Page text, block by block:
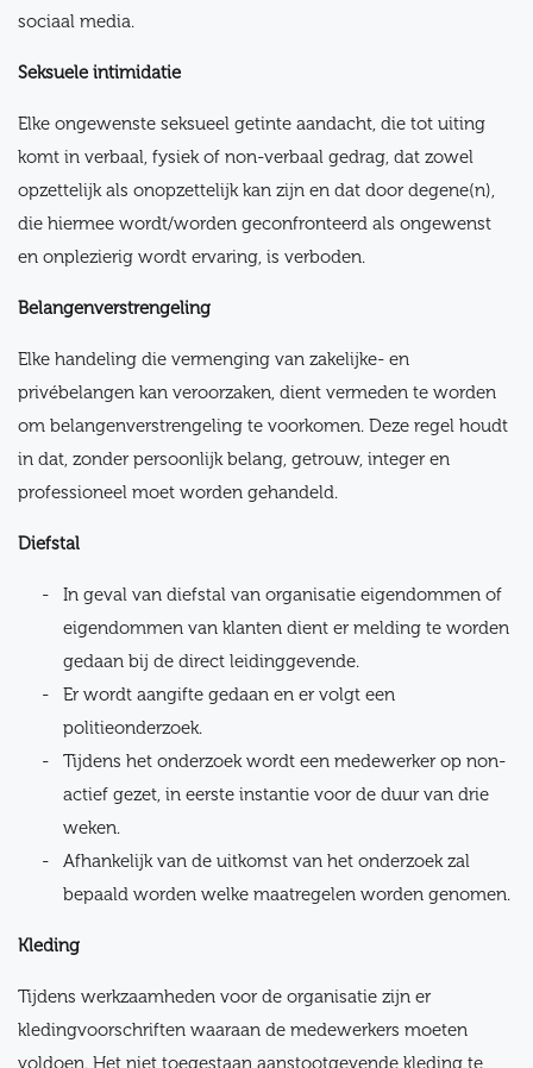
sociaal media.
Seksuele intimidatie
Elke ongewenste seksueel getinte aandacht, die tot uiting
komt in verbaal, fysiek of non-verbaal gedrag, dat zowel
opzettelijk als onopzettelijk kan zijn en dat door degene(n),
die hiermee wordt/worden geconfronteerd als ongewenst
en onplezierig wordt ervaring, is verboden.
Belangenverstrengeling
Elke handeling die vermenging van zakelijke- en
privébelangen kan veroorzaken, dient vermeden te worden
om belangenverstrengeling te voorkomen. Deze regel houdt
in dat, zonder persoonlijk belang, getrouw, integer en
professioneel moet worden gehandeld.
Diefstal
In geval van diefstal van organisatie eigendommen of
eigendommen van klanten dient er melding te worden
gedaan bij de direct leidinggevende.
Er wordt aangifte gedaan en er volgt een
politieonderzoek.
Tijdens het onderzoek wordt een medewerker op non-
actief gezet, in eerste instantie voor de duur van drie
weken.
Afhankelijk van de uitkomst van het onderzoek zal
bepaald worden welke maatregelen worden genomen.
Kleding
Tijdens werkzaamheden voor de organisatie zijn er
kledingvoorschriften waaraan de medewerkers moeten
voldoen. Het niet toegestaan aanstootgevende kleding te